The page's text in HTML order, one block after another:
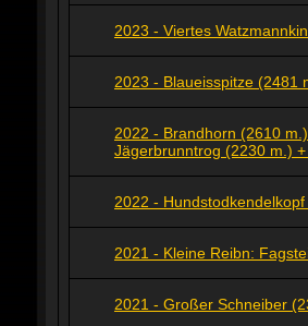
2023 - Viertes
2023 - Blaueisspitze (2481
2022 - Brandhorn (2610
Jägerbrunntrog (2230 m.)
2022 -
2021 - Kleine Reibn:
2021 - Großer Schneiber